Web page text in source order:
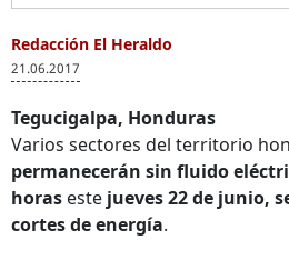
Redacción El Heraldo
21.06.2017
Tegucigalpa, Honduras
Varios sectores del territorio
permanecerán sin fluido
horas este jueves 22de junio,
cortes de energía.